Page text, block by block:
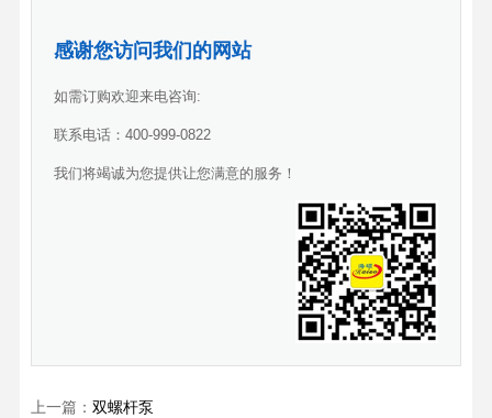
感谢您访问我们的网站
如需订购欢迎来电咨询:
联系电话：400-999-0822
我们将竭诚为您提供让您满意的服务！
上一篇： 双螺杆泵